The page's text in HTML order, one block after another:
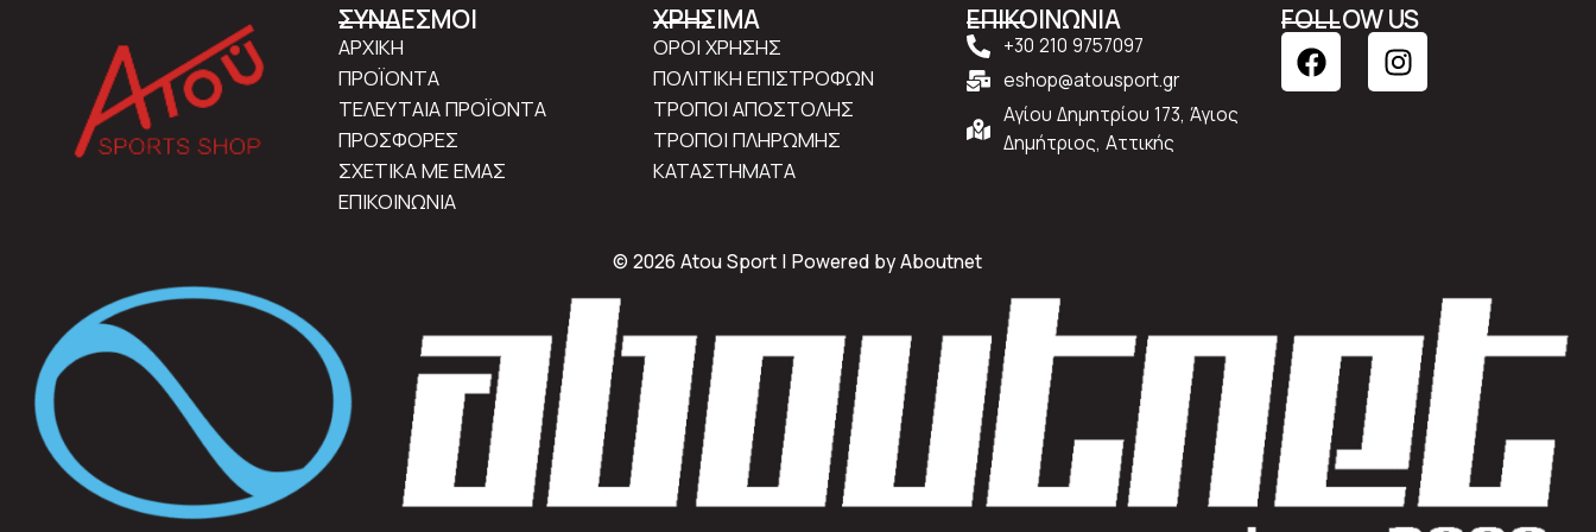
ΣΥΝΔΕΣΜΟΙ
ΑΡΧΙΚΗ
ΠΡΟΪΟΝΤΑ
ΤΕΛΕΥΤΑΙΑ ΠΡΟΪΟΝΤΑ
ΠΡΟΣΦΟΡΕΣ
ΣΧΕΤΙΚΑ ΜΕ ΕΜΑΣ
ΕΠΙΚΟΙΝΩΝΙΑ
ΧΡΗΣΙΜΑ
ΟΡΟΙ ΧΡΗΣΗΣ
ΠΟΛΙΤΙΚΗ ΕΠΙΣΤΡΟΦΩΝ
ΤΡΟΠΟΙ ΑΠΟΣΤΟΛΗΣ
ΤΡΟΠΟΙ ΠΛΗΡΩΜΗΣ
ΚΑΤΑΣΤΗΜΑΤΑ
ΕΠΙΚΟΙΝΩΝΙΑ
+30 210 9757097
eshop@atousport.gr
Αγίου Δημητρίου 173, Άγιος
Δημήτριος, Αττικής
FOLLOW US
© 2026 Atou Sport | Powered byAboutnet